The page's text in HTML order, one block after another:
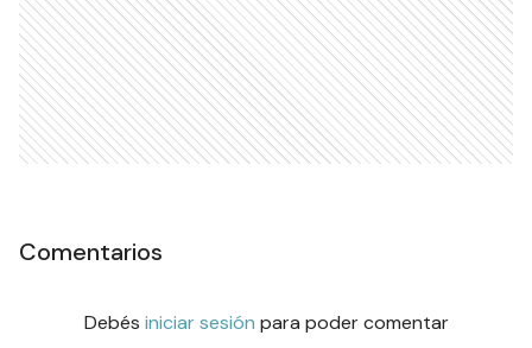
Comentarios
Debés iniciar sesión para poder comentar